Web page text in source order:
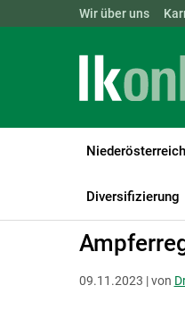
Wir über uns
Niederösterreich
Diversifizierung
LK Niederösterreich
09.11.2023 | von